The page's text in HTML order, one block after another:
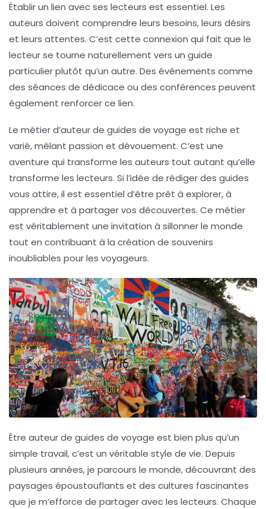
Établir un lien avec ses lecteurs est essentiel. Les
auteurs doivent comprendre leurs besoins, leurs désirs
et leurs attentes. C’est cette connexion qui fait que le
lecteur se tourne naturellement vers un guide
particulier plutôt qu’un autre. Des événements comme
des séances de dédicace ou des conférences peuvent
également renforcer ce lien.
Le métier d’auteur de guides de voyage est riche et
varié, mêlant passion et dévouement. C’est une
aventure qui transforme les auteurs tout autant qu’elle
transforme les lecteurs. Si l’idée de rédiger des guides
vous attire, il est essentiel d’être prêt à explorer, à
apprendre et à partager vos découvertes. Ce métier
est véritablement une invitation à sillonner le monde
tout en contribuant à la création de souvenirs
inoubliables pour les voyageurs.
Être auteur de guides de voyage est bien plus qu’un
simple travail, c’est un véritable style de vie. Depuis
plusieurs années, je parcours le monde, découvrant des
paysages époustouflants et des cultures fascinantes
que je m’efforce de partager avec les lecteurs. Chaque